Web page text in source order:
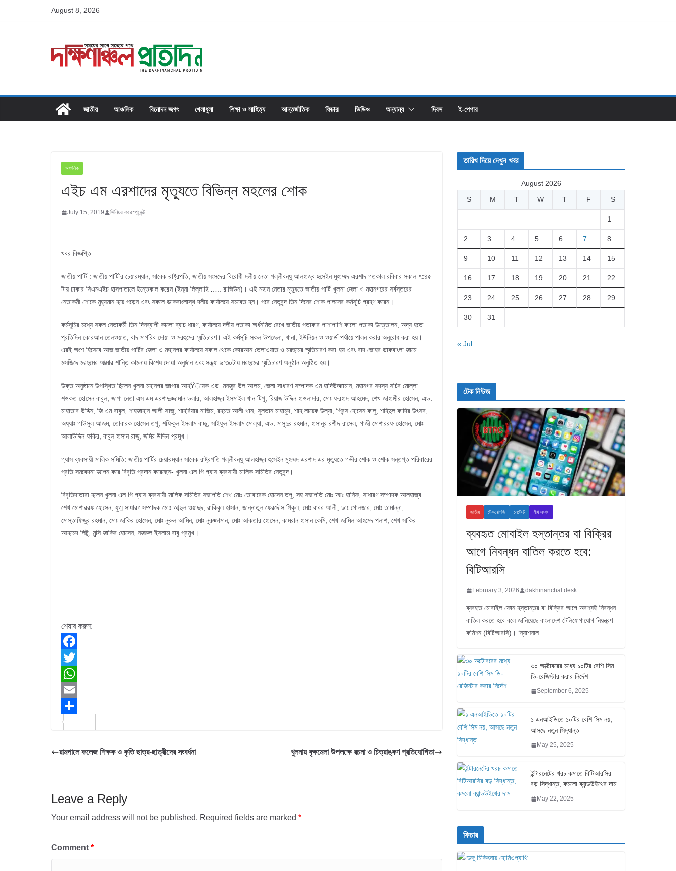
August 8, 2026
জাতীয় আঞ্চলিক বিনোদন জগৎ খেলাধুলা শিক্ষা ও সাহিত্য আন্তর্জাতিক ফিচার ভিডিও অন্যান্য দিবস ই-পেপার
আঞ্চলিক
এইচ এম এরশাদের মৃত্যুতে বিভিন্ন মহলের শোক
July 15, 2019 সিনিয়র করেস্পন্ডেন্ট
খবর বিজ্ঞপ্তি
জাতীয় পার্টি : জাতীয় পার্টি’র চেয়ারম্যান, সাবেক রাষ্ট্রপতি, জাতীয় সংসদের বিরোধী দলীয় নেতা পল্লীবন্ধু আলহাজ্ব হুসেইন মুহাম্মদ এরশাদ গতকাল রবিবার সকাল ৭:৪৫
টায় ঢাকার সিএমএইচ হাসপাতালে ইন্তেকাল করেন (ইন্না লিল্লাহি ….. রাজিউন)। এই মহান নেতার মৃত্যুতে জাতীয় পার্টি খুলনা জেলা ও মহানগরের সর্বস্তরের
নেতাকর্মী শোকে মুহ্যমান হয়ে পড়েন এবং সকলে ডাকবাংলাস্থ দলীয় কার্যালয়ে সমবেত হন। পরে নেতৃবৃন্দ তিন দিনের শোক পালনের কর্মসূচি গ্রহণ করেন।
কর্মসূচির মধ্যে সকল নেতাকর্মী তিন দিনব্যাপী কালো ব্যাচ ধারণ, কার্যালয়ে দলীয় পতাকা অর্ধনমিত রেখে জাতীয় পতাকার পাশাপাশি কালো পতাকা উত্তোলন, অদ্য হতে
প্রতিদিন কোরআন তেলওয়াত, বাদ মাগরিব দোয়া ও মরহুমের স্মৃতিচারণ। এই কর্মসূচি সকল উপজেলা, থানা, ইউনিয়ন ও ওয়ার্ড পর্যায়ে পালন করার অনুরোধ করা হয়।
এরই অংশ হিসেবে আজ জাতীয় পার্টির জেলা ও মহানগর কার্যালয়ে সকাল থেকে কোরআন তেলাওয়াত ও মরহুমের স্মৃতিচারণ করা হয় এবং বাদ জোহর ডাকবাংলা জামে
মসজিদে মরহুমের আত্মার শান্তি কামনায় বিশেষ দোয়া অনুষ্ঠান এবং সন্ধ্যা ৬:৩০টায় মরহুমের স্মৃতিচারণ অনুষ্ঠান অনুষ্ঠিত হয়।
উক্ত অনুষ্ঠানে উপস্থিত ছিলেন খুলনা মহানগর জাপার আহŸায়ক এড. মনজুর উল আলম, জেলা সাধারণ সম্পাদক এম হাদিউজ্জামান, মহানগর সদস্য সচিব মোল্লা
শওকত হোসেন বাবুল, জাপা নেতা এস এম এরশাদুজ্জামান ডলার, আলহাজ্ব ইসমাইল খান টিপু, রিয়াজ উদ্দিন হাওলাদার, মোঃ ফরহাদ আহমেদ, শেখ জাহাঙ্গীর হোসেন, এড.
মাহাতাব উদ্দিন, জি এম বাবুল, শাহজাহান আলী সাজু, শাহরিয়ার নাজিম, রহমত আলী খান, সুলতান মাহামুদ, শাহ লায়েক উল্যা, প্রিন্স হোসেন কালু, শহিদুল কাদির উৎসব,
অধ্যাঃ গাউসুল আজম, তোবারক হোসেন তপু, শফিকুল ইসলাম বাচ্চু, সাইফুল ইসলাম মোল্যা, এড. মাসুদুর রহমান, হাসানুর রশীদ রাসেল, গাজী মোশাররফ হোসেন, মোঃ
আলাউদ্দিন ফকির, বাবুল হাসান রাজু, জমির উদ্দিন প্রমুখ।
গ্যাস ব্যবসায়ী মালিক সমিতি: জাতীয় পার্টির চেয়ারম্যান সাবেক রাষ্ট্রপতি পল্লীবন্ধু আলহাজ্ব হুসেইন মুহম্মদ এরশাদ এর মৃত্যুতে গভীর শোক ও শোক সন্তপ্ত পরিবারের
প্রতি সমবেদনা জ্ঞাপন করে বিবৃতি প্রদান করেছেন- খুলনা এল.পি.গ্যাস ব্যবসায়ী মালিক সমিতির নেতৃবৃন্দ।
বিবৃতিদাতারা হলেন খুলনা এল.পি.গ্যাস ব্যবসায়ী মালিক সমিতির সভাপতি শেখ মোঃ তোবারেক হোসেন তপু, সহ সভাপতি মোঃ আঃ হানিফ, সাধারণ সম্পাদক আলহাজ্ব
শেখ মোশাররফ হোসেন, যুগ্ম সাধারণ সম্পাদক মোঃ আব্দুল ওয়াদুদ, রাকিবুল হাসান, জান্নাতুল ফেরদৌস পিকুল, মোঃ বাবর আলী, ডাঃ গোলজার, মোঃ তামান্না,
মোস্তাফিজুর রহমান, মোঃ জাকির হোসেন, মোঃ নুরুল আমিন, মোঃ নুরুজ্জামান, মোঃ আকতার হোসেন, কামরান হাসান কেমি, শেখ জামিল আহমেদ পলাশ, শেখ সাকির
আহমেদ লিটু, মুন্সি জাকির হোসেন, নজরুল ইসলাম বাবু প্রমুখ।
শেয়ার করুন:
F
a
c
e
b
o
T
w
t
e
W
h
a
s
p
E
m
i
a
রামপালে কলেজ শিক্ষক ও কৃতি ছাত্র-ছাত্রীদের সংবর্ধনা খুলনায় বৃক্ষমেলা উপলক্ষে রচনা ও চিত্রাঙ্কণ প্রতিযোগিতা
Leave a Reply
Your email address will not be published. Required fields are marked *
Comment *
তারিখ দিয়ে দেখুন খবর
August 2026
S
M T W T F S
1
2 3 4 5 6 7 8
9 10 11 12 13 14 15
16 17 18 19 20 21 22
23 24 25 26 27 28 29
30 31
« Jul
টেক নিউজ
জাতীয় টেকনোলজি লেটেস্ট শীর্ষ সংবাদ
ব্যবহৃত মোবাইল হস্তান্তর বা বিক্রির
আগে নিবন্ধন বাতিল করতে হবে:
বিটিআরসি
February 3, 2026 dakhinanchal desk
ব্যবহৃত মোবাইল ফোন হস্তান্তর বা বিক্রির আগে অবশ্যই নিবন্ধন
বাতিল করতে হবে বলে জানিয়েছে বাংলাদেশ টেলিযোগাযোগ নিয়ন্ত্রণ
কমিশন (বিটিআরসি)। ‘ন্যাশনাল
৩০ অক্টোবরের মধ্যে ১০টির বেশি সিম
ডি-রেজিস্টার করার নির্দেশ
September 6, 2025
১ এনআইডিতে ১০টির বেশি সিম নয়,
আসছে নতুন সিদ্ধান্ত
May 25, 2025
ইন্টারনেটের খরচ কমাতে বিটিআরসির
বড় সিদ্ধান্ত, কমলো ব্যান্ডউইথের দাম
May 22, 2025
ফিচার